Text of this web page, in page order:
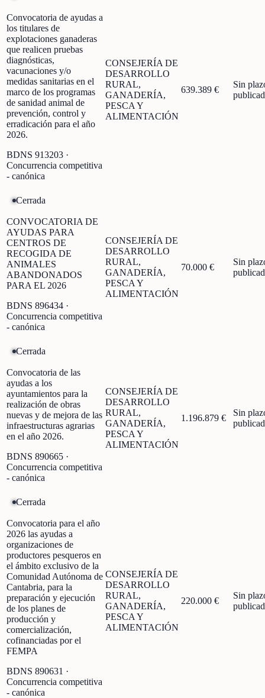
Convocatoria de ayudas a
los titulares de
explotaciones ganaderas
que realicen pruebas
diagnósticas,
vacunaciones y/o
medidas sanitarias en el
marco de los programas
de sanidad animal de
prevención, control y
erradicación para el año
2026.
BDNS 913203 ·
Concurrencia competitiva
- canónica
CONSEJERÍA DE
DESARROLLO
RURAL,
GANADERÍA,
PESCA Y
ALIMENTACIÓN
639.389 €
Sin
Cerrada
CONVOCATORIA DE
AYUDAS PARA
CENTROS DE
RECOGIDA DE
ANIMALES
ABANDONADOS
PARA EL 2026
BDNS 896434 ·
Concurrencia competitiva
- canónica
CONSEJERÍA DE
DESARROLLO
RURAL,
GANADERÍA,
PESCA Y
ALIMENTACIÓN
70.000 €
Sin
Cerrada
Convocatoria de las
ayudas a los
ayuntamientos para la
realización de obras
nuevas y de mejora de las
infraestructuras agrarias
en el año 2026.
BDNS 890665 ·
Concurrencia competitiva
- canónica
CONSEJERÍA DE
DESARROLLO
RURAL,
GANADERÍA,
PESCA Y
ALIMENTACIÓN
1.196.879 €
Sin
Cerrada
Convocatoria para el año
2026 las ayudas a
organizaciones de
productores pesqueros en
el ámbito exclusivo de la
Comunidad Autónoma de
Cantabria, para la
preparación y ejecución
de los planes de
producción y
comercialización,
cofinanciadas por el
FEMPA
BDNS 890631 ·
Concurrencia competitiva
- canónica
CONSEJERÍA DE
DESARROLLO
RURAL,
GANADERÍA,
PESCA Y
ALIMENTACIÓN
220.000 €
Sin